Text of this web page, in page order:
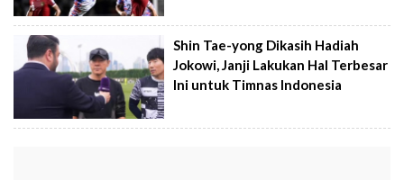
Shin Tae-yong Dikasih Hadiah
Jokowi, Janji Lakukan Hal Terbesar
Ini untuk Timnas Indonesia